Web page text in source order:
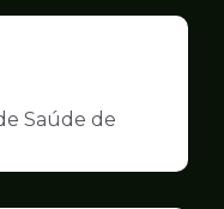
Saúde de